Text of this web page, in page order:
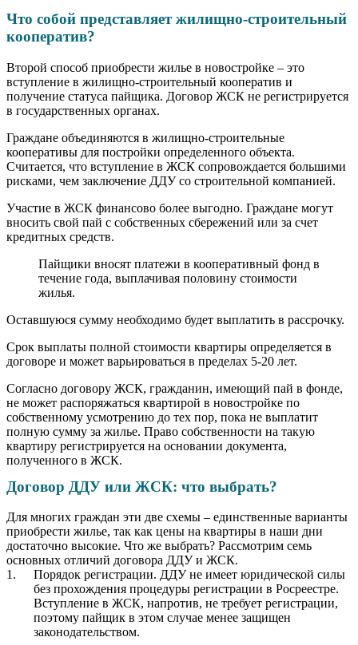
Что собой представляет жилищно-строительный
кооператив?
Второй способ приобрести жилье в новостройке – это
вступление в жилищно-строительный кооператив и
получение статуса пайщика. Договор ЖСК не регистрируется
в государственных органах.
Граждане объединяются в жилищно-строительные
кооперативы для постройки определенного объекта.
Считается, что вступление в ЖСК сопровождается большими
рисками, чем заключение ДДУ со строительной компанией.
Участие в ЖСК финансово более выгодно. Граждане могут
вносить свой пай с собственных сбережений или за счет
кредитных средств.
Пайщики вносят платежи в кооперативный фонд в
течение года, выплачивая половину стоимости
жилья.
Оставшуюся сумму необходимо будет выплатить в рассрочку.
Срок выплаты полной стоимости квартиры определяется в
договоре и может варьироваться в пределах 5-20 лет.
Согласно договору ЖСК, гражданин, имеющий пай в фонде,
не может распоряжаться квартирой в новостройке по
собственному усмотрению до тех пор, пока не выплатит
полную сумму за жилье. Право собственности на такую
квартиру регистрируется на основании документа,
полученного в ЖСК.
Договор ДДУ или ЖСК: что выбрать?
Для многих граждан эти две схемы – единственные варианты
приобрести жилье, так как цены на квартиры в наши дни
достаточно высокие. Что же выбрать? Рассмотрим семь
основных отличий договора ДДУ и ЖСК.
Порядок регистрации. ДДУ не имеет юридической силы
без прохождения процедуры регистрации в Росреестре.
Вступление в ЖСК, напротив, не требует регистрации,
поэтому пайщик в этом случае менее защищен
законодательством.